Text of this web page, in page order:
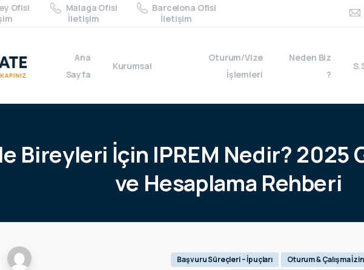
Ofisi
Malaga Ofisi
İletişim
Barcelona Ofisi
İletişim
Ana
Sayfa
Kurumsal
Oturum/Vize
İşlemleri
Neden Biz
?
Bireyleri İçin IPREM Nedir? 2025
ve Hesaplama Rehberi
Başvuru Süreçleri – İpuçları
Oturum & Çalışma